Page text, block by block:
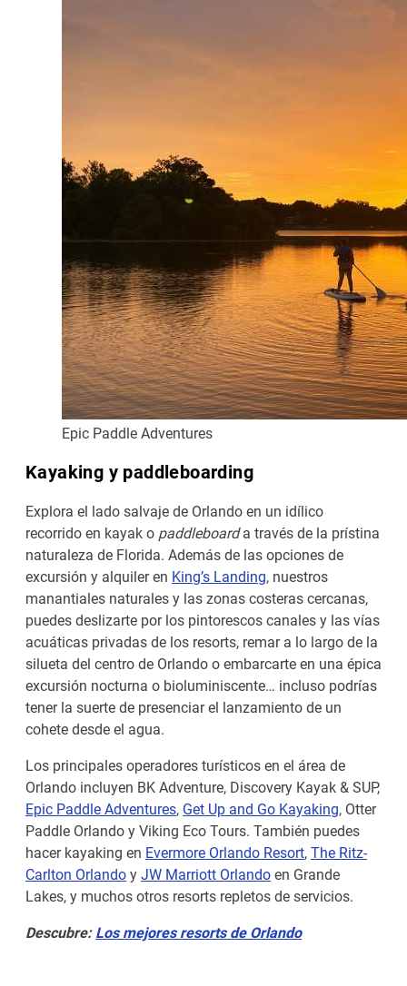
Epic Paddle Adventures
Kayaking y paddleboarding
Explora el lado salvaje de Orlando en un idílico
recorrido en kayak o paddleboarda través de la prístina
naturaleza de Florida. Además de las opciones de
excursión y alquiler en King’s Landing, nuestros
manantiales naturales y las zonas costeras cercanas,
puedes deslizarte por los pintorescos canales y las vías
acuáticas privadas de los resorts, remar a lo largo de la
silueta del centro de Orlando o embarcarte en una épica
excursión nocturna o bioluminiscente… incluso podrías
tener la suerte de presenciar el lanzamiento de un
cohete desde el agua.
Los principales operadores turísticos en el área de
Orlando incluyen BK Adventure, Discovery Kayak & SUP,
Epic Paddle Adventures, Get Up and Go Kayaking, Otter
Paddle Orlando y Viking Eco Tours. También puedes
hacer kayaking en Evermore Orlando Resort,The Ritz-
Carlton OrlandoyJW Marriott Orlandoen Grande
Lakes, y muchos otros resorts repletos de servicios.
Descubre:Los mejores resorts de Orlando